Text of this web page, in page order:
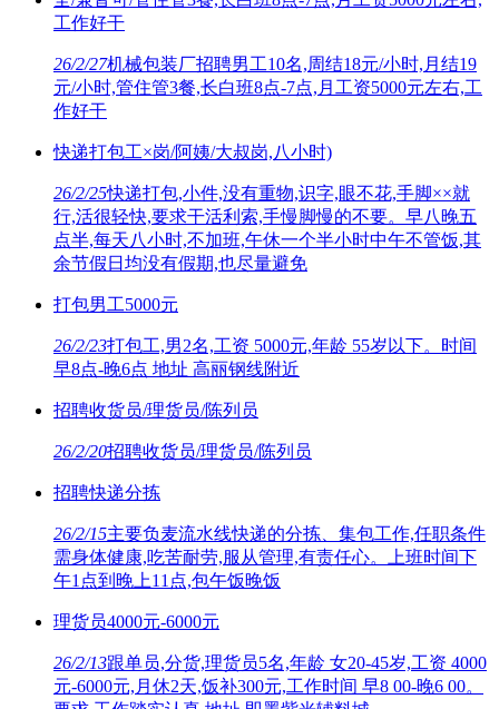
工作好干
26/2/27机械包装厂招聘男工10名,周结18元/小时,月结19
元/小时,管住管3餐,长白班8点-7点,月工资5000元左右,工
作好干
快递打包工×岗/阿姨/大叔岗,八小时)
26/2/25快递打包,小件,没有重物,识字,眼不花,手脚××就
行,活很轻快,要求干活利索,手慢脚慢的不要。早八晚五
点半,每天八小时,不加班,午休一个半小时中午不管饭,其
余节假日均没有假期,也尽量避免
打包男工5000元
26/2/23打包工,男2名,工资 5000元,年龄 55岁以下。时间
早8点-晚6点 地址 高丽钢线附近
招聘收货员/理货员/陈列员
26/2/20招聘收货员/理货员/陈列员
招聘快递分拣
26/2/15主要负麦流水线快递的分拣、集包工作,任职条件
需身体健康,吃苦耐劳,服从管理,有责任心。上班时间下
午1点到晚上11点,包午饭晚饭
理货员4000元-6000元
26/2/13跟单员,分货,理货员5名,年龄 女20-45岁,工资 4000
元-6000元,月休2天,饭补300元,工作时间 早8 00-晚6 00。